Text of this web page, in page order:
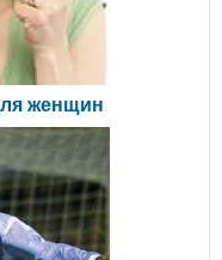
женщин